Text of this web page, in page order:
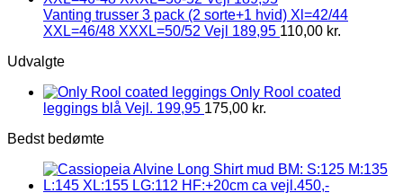
Vanting trusser 3 pack (2 sorte+1 hvid) Xl=42/44
XXL=46/48 XXXL=50/52 Vejl 189,95 110,00 kr.
Udvalgte
Only Rool coated
leggings blå Vejl. 199,95 175,00 kr.
Bedst bedømte